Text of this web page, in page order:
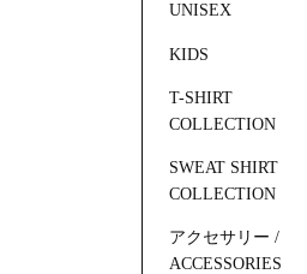
UNISEX
KIDS
T-SHIRT
COLLECTION
SWEAT SHIRT
COLLECTION
アクセサリー /
ACCESSORIES